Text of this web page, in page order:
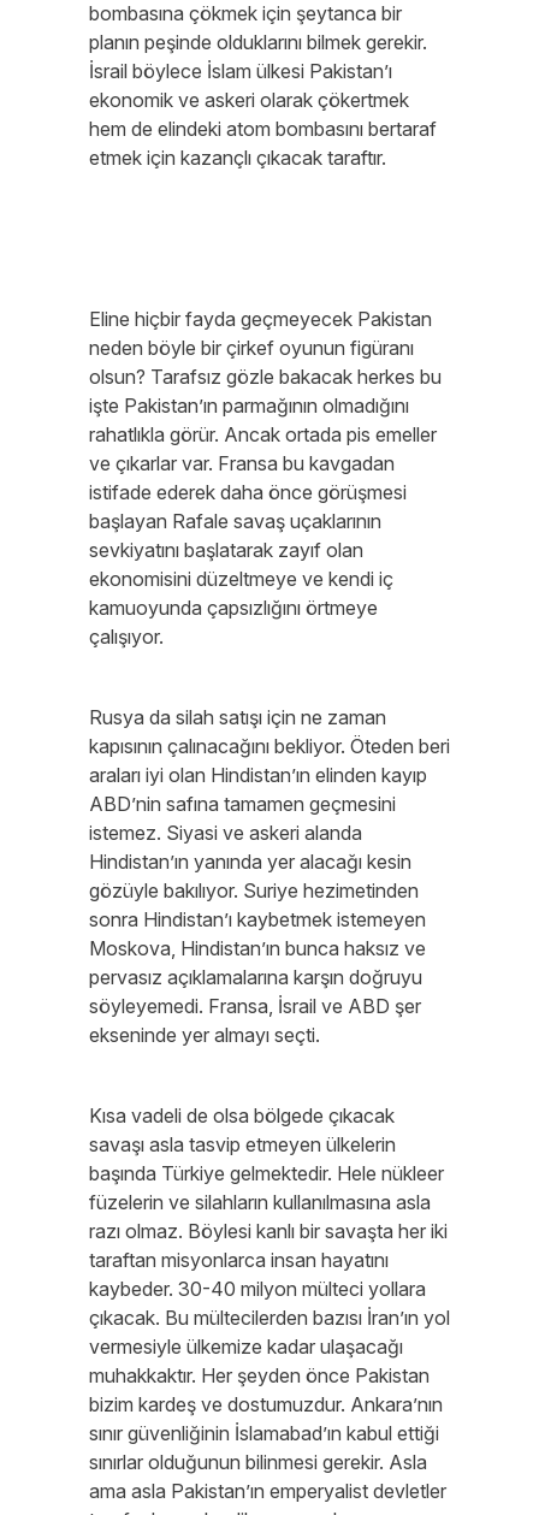
bombasına çökmek için şeytanca bir
planın peşinde olduklarını bilmek gerekir.
İsrail böylece İslam ülkesi Pakistan’ı
ekonomik ve askeri olarak çökertmek
hem de elindeki atom bombasını bertaraf
etmek için kazançlı çıkacak taraftır.
Eline hiçbir fayda geçmeyecek Pakistan
neden böyle bir çirkef oyunun figüranı
olsun? Tarafsız gözle bakacak herkes bu
işte Pakistan’ın parmağının olmadığını
rahatlıkla görür. Ancak ortada pis emeller
ve çıkarlar var. Fransa bu kavgadan
istifade ederek daha önce görüşmesi
başlayan Rafale savaş uçaklarının
sevkiyatını başlatarak zayıf olan
ekonomisini düzeltmeye ve kendi iç
kamuoyunda çapsızlığını örtmeye
çalışıyor.
Rusya da silah satışı için ne zaman
kapısının çalınacağını bekliyor. Öteden beri
araları iyi olan Hindistan’ın elinden kayıp
ABD’nin safına tamamen geçmesini
istemez. Siyasi ve askeri alanda
Hindistan’ın yanında yer alacağı kesin
gözüyle bakılıyor. Suriye hezimetinden
sonra Hindistan’ı kaybetmek istemeyen
Moskova, Hindistan’ın bunca haksız ve
pervasız açıklamalarına karşın doğruyu
söyleyemedi. Fransa, İsrail ve ABD şer
ekseninde yer almayı seçti.
Kısa vadeli de olsa bölgede çıkacak
savaşı asla tasvip etmeyen ülkelerin
başında Türkiye gelmektedir. Hele nükleer
füzelerin ve silahların kullanılmasına asla
razı olmaz. Böylesi kanlı bir savaşta her iki
taraftan misyonlarca insan hayatını
kaybeder. 30-40 milyon mülteci yollara
çıkacak. Bu mültecilerden bazısı İran’ın yol
vermesiyle ülkemize kadar ulaşacağı
muhakkaktır. Her şeyden önce Pakistan
bizim kardeş ve dostumuzdur. Ankara’nın
sınır güvenliğinin İslamabad’ın kabul ettiği
sınırlar olduğunun bilinmesi gerekir. Asla
ama asla Pakistan’ın emperyalist devletler